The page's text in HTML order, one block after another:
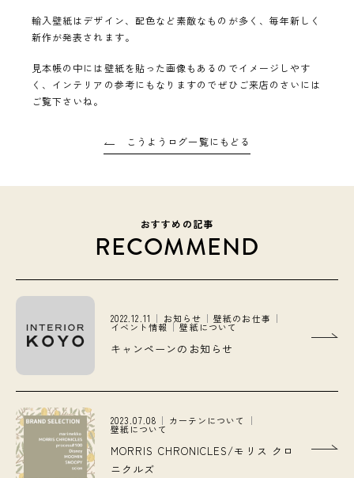
輸入壁紙はデザイン、配色など素敵なものが多く、毎年新しく
新作が発表されます。
見本帳の中には壁紙を貼った画像もあるのでイメージしやす
く、インテリアの参考にもなりますのでぜひご来店のさいには
ご覧下さいね。
こうようログ一覧にもどる
おすすめの記事
RECOMMEND
2022.12.11 お知らせ 壁紙のお仕事
イベント情報 壁紙について
キャンペーンのお知らせ
2023.07.08 カーテンについて
壁紙について
MORRIS CHRONICLES/モリス クロ
ニクルズ